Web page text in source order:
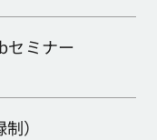
セミナー
）